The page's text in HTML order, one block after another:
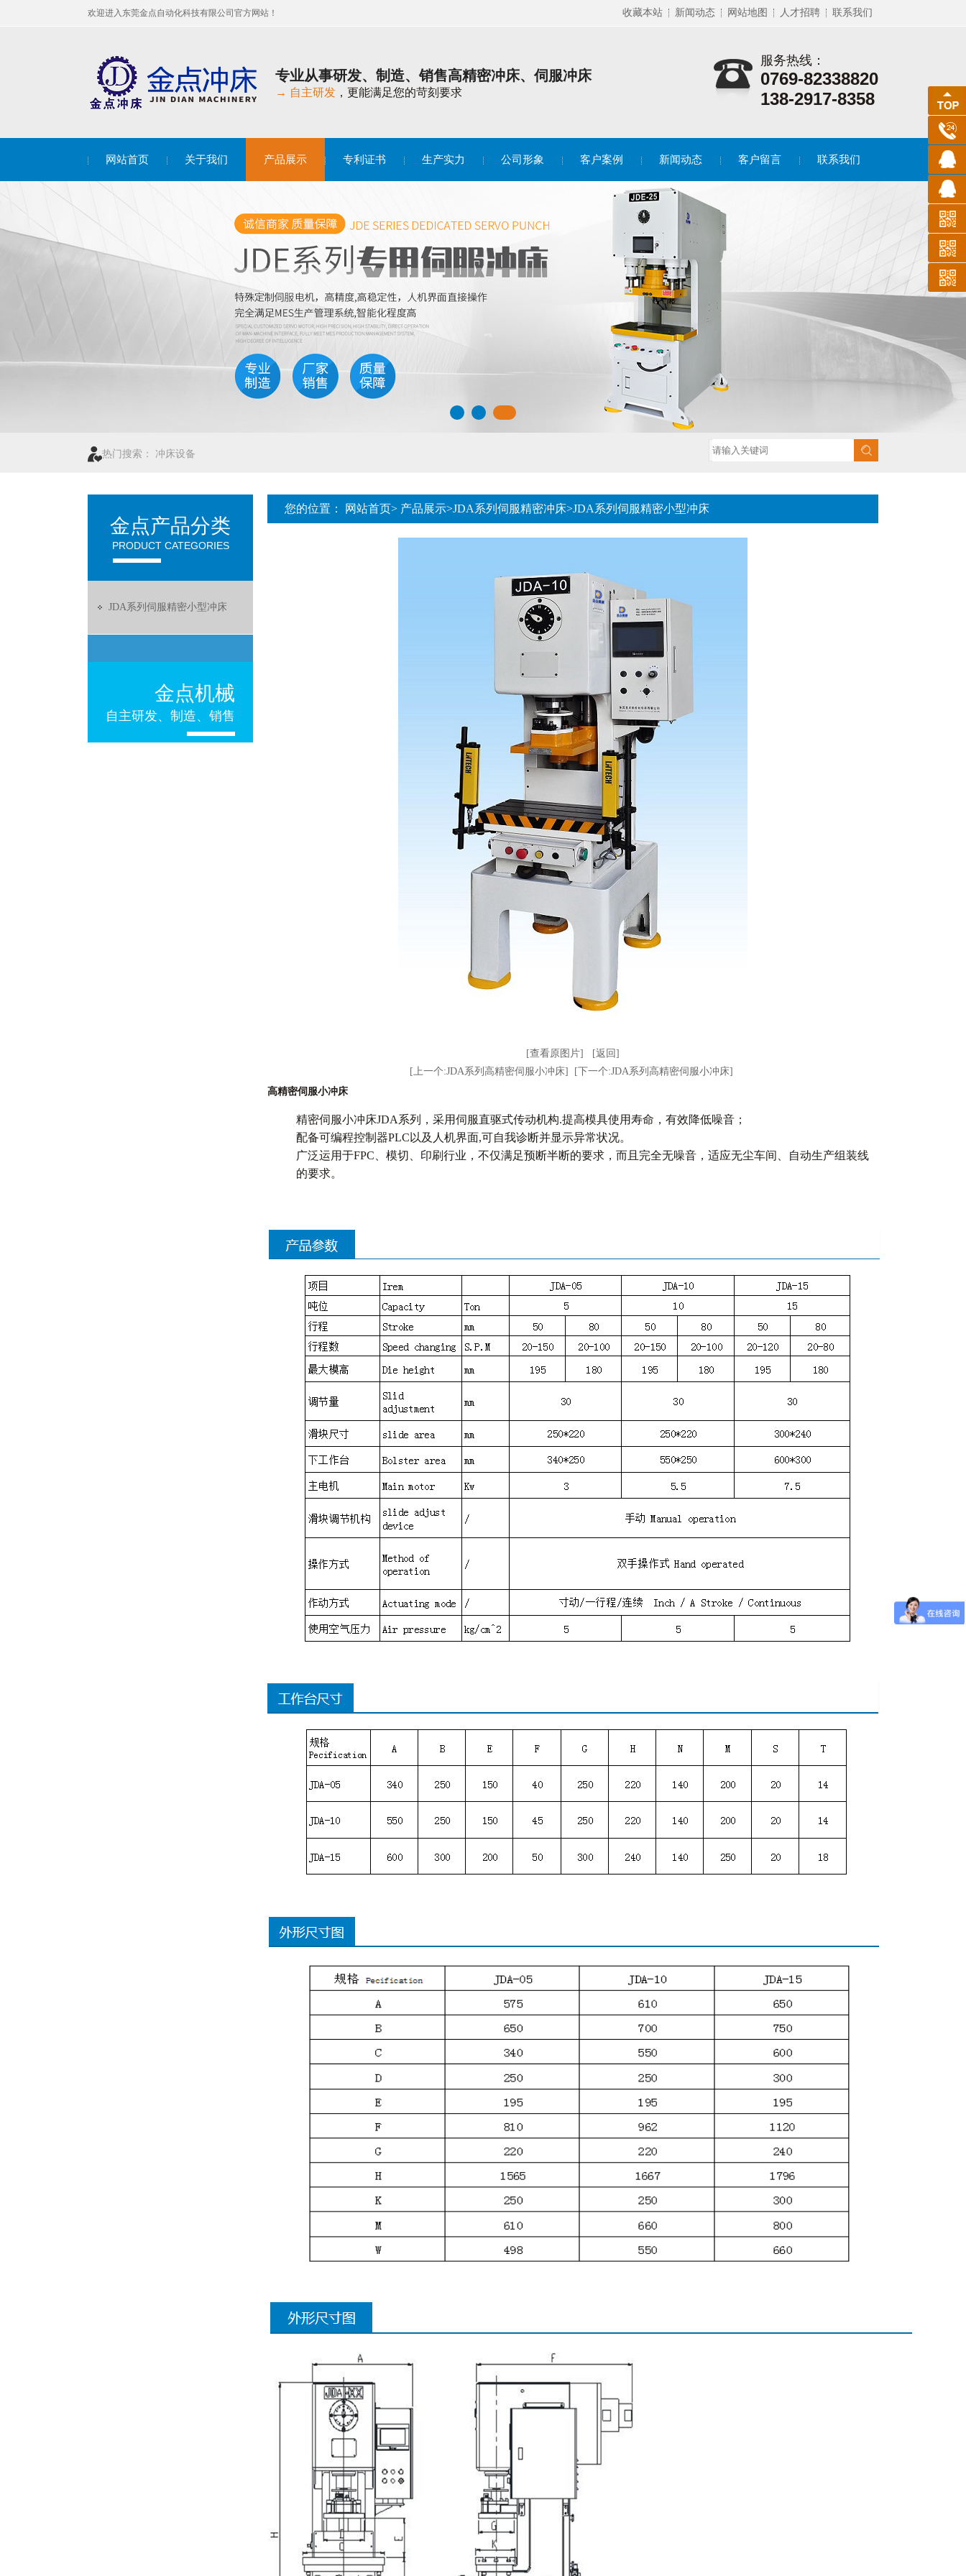
欢迎进入东莞金点自动化科技有限公司官方网站！ 收藏本站 新闻动态 网站地图 人才招聘 联系我们
专业从事研发、制造、销售高精密冲床、伺服冲床
→ 自主研发 ，更能满足您的苛刻要求
服务热线：
0769-82338820
138-2917-8358
网站首页 关于我们 产品展示 专利证书 生产实力 公司形象 客户案例 新闻动态 客户留言 联系我们
热门搜索： 冲床设备
金点产品分类
PRODUCT CATEGORIES
JDA系列伺服精密小型冲床
金点机械
自主研发、制造、销售
您的位置： 网站首页> 产品展示>JDA系列伺服精密冲床>JDA系列伺服精密小型冲床
[查看原图片]
[返回]
[上一个:JDA系列高精密伺服小冲床]
[下一个:JDA系列高精密伺服小冲床]
高精密伺服小冲床
精密伺服小冲床JDA系列，采用伺服直驱式传动机构.提高模具使用寿命，有效降低噪音；
配备可编程控制器PLC以及人机界面,可自我诊断并显示异常状况。
广泛运用于FPC、模切、印刷行业，不仅满足预断半断的要求，而且完全无噪音，适应无尘车间、自动生产组装线
的要求。